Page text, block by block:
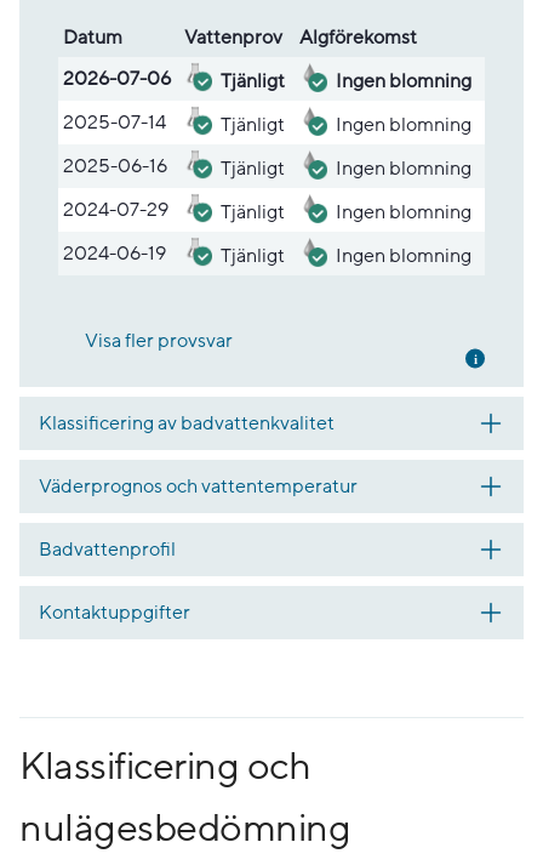
Lista med provsvar
Datum Vatten­prov
Alg­före­komst
2026-07-06
Tjänligt
Ingen blomning
2025-07-14
Tjänligt
Ingen blomning
2025-06-16
Tjänligt
Ingen blomning
2024-07-29
Tjänligt
Ingen blomning
2024-06-19
Tjänligt Ingen blomning
Visa fler provsvar Mer
Klassificering av badvattenkvalitet
Väderprognos och vattentemperatur
Badvattenprofil
Kontaktuppgifter
Klassificering och
nulägesbedömning